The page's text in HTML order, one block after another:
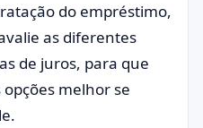
do empréstimo,
as diferentes
de juros, para que
melhor se